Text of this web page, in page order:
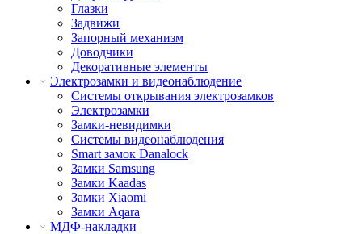
Глазки
Задвижи
Запорный механизм
Доводчики
Декоративные элементы
Электрозамки и видеонаблюдение
Системы открывания электрозамков
Электрозамки
Замки-невидимки
Системы видеонаблюдения
Smart замок Danalock
Замки Samsung
Замки Kaadas
Замки Xiaomi
Замки Aqara
МДФ-накладки